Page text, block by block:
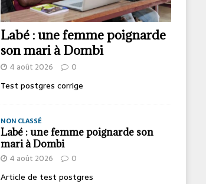
Labé : une femme poignarde
son mari à Dombi
4 août 2026 0
Test postgres corrige
NON CLASSÉ
Labé : une femme poignarde son
mari à Dombi
4 août 2026 0
Article de test postgres